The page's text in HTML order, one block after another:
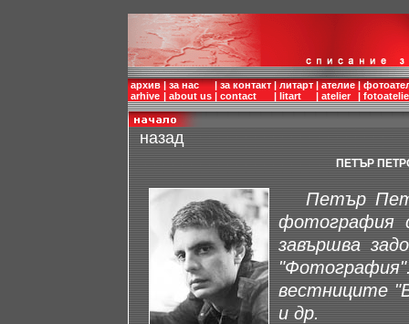
архив
arhive
|
|
за нас
about us
|
|
за контакт
contact
|
|
литарт
litart
|
|
ателие
atelier
|
|
назад
ПЕТЪР
Петър
фотография
завършва
вестниците
и др.